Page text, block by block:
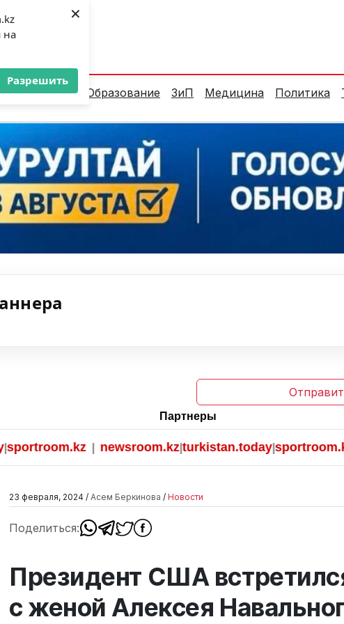
на
Разрешить
×
Шымкент:
Аналитика Образование ЗиП Медицина Политика
Партнеры
|newsroom.kz|turkistan.today|sportroom.kz
23 февраля, 2024 / Асем Беркинова / Новости
Поделиться:
Президент США
с женой Алексея